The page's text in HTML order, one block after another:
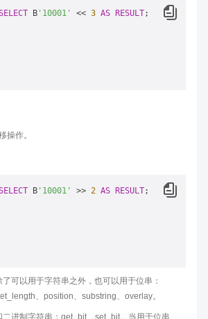
B '10001' << 3 AS RESULT;
操作。
B '10001' >> 2 AS RESULT;
可以用于字符串之外，也可以用于位串：
、position、substring、overlay。
进制字符串：get_bit、set_bit。当用于位串